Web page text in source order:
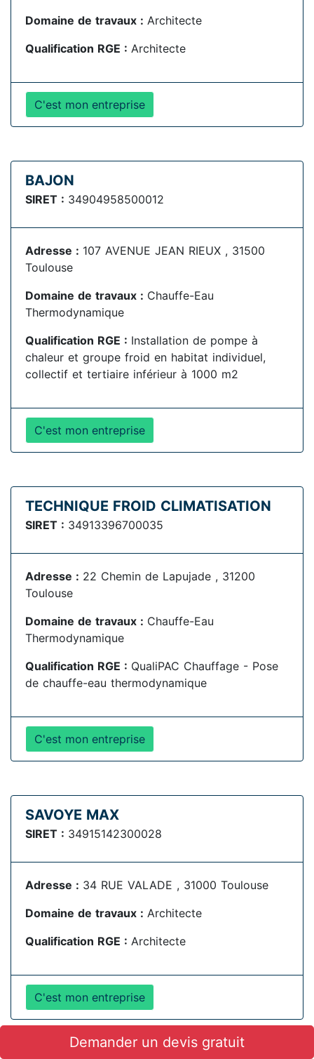
Domaine de travaux : Architecte
Qualification RGE : Architecte
C'est mon entreprise
BAJON
SIRET : 34904958500012
Adresse : 107 AVENUE JEAN RIEUX , 31500
Toulouse
Domaine de travaux : Chauffe-Eau
Thermodynamique
Qualification RGE : Installation de pompe à
chaleur et groupe froid en habitat individuel,
collectif et tertiaire inférieur à 1000 m2
C'est mon entreprise
TECHNIQUE FROID CLIMATISATION
SIRET : 34913396700035
Adresse : 22 Chemin de Lapujade , 31200
Toulouse
Domaine de travaux : Chauffe-Eau
Thermodynamique
Qualification RGE : QualiPAC Chauffage - Pose
de chauffe-eau thermodynamique
C'est mon entreprise
SAVOYE MAX
SIRET : 34915142300028
Adresse : 34 RUE VALADE , 31000 Toulouse
Domaine de travaux : Architecte
Qualification RGE : Architecte
C'est mon entreprise
Demander un devis gratuit